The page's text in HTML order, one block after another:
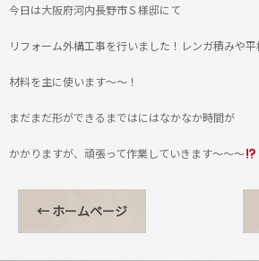
今日は大阪府河内長野市Ｓ様邸にて
リフォーム外構工事を行いました！レンガ積みや
材料を主に使います～～！
まだまだ形ができるまではにはなかなか時間が
かかりますが、頑張って作業していきます～～～
← ホームページ